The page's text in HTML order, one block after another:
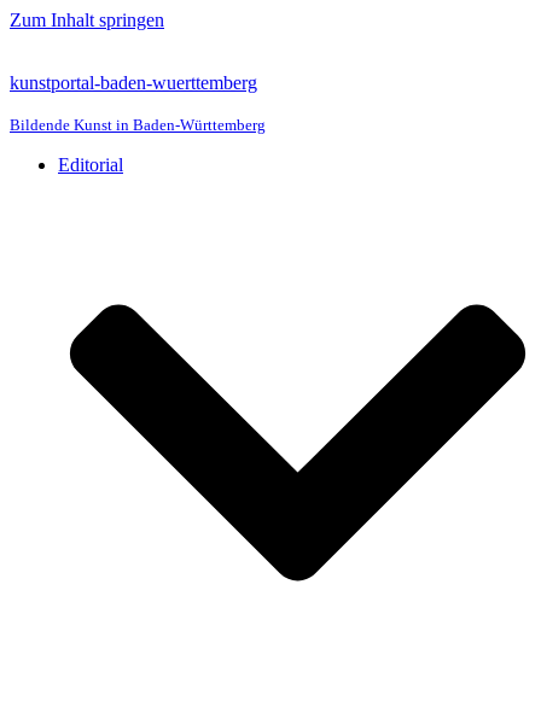
Zum Inhalt springen
kunstportal-baden-wuerttemberg
Bildende Kunst in Baden-Württemberg
Editorial